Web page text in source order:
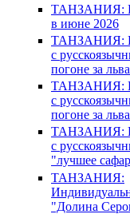
ТАНЗАНИЯ:
в июне 2026
ТАНЗАНИЯ:
с
погоне за
ТАНЗАНИЯ:
с
погоне за
ТАНЗАНИЯ:
с
"лучшее
ТАНЗАНИЯ:
"Долина